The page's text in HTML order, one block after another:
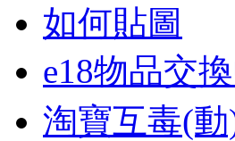
如何貼圖
e18物品交
淘寶互毒(